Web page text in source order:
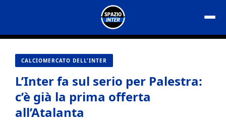
contenuto
CALCIOMERCATO DELL'INTER
L’Inter fa sul serio per Palestra:
c’è già la prima offerta
all’Atalanta